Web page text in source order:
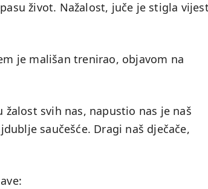
život. Nažalost, juče je stigla
je mališan trenirao, objavom na
svih nas, napustio nas je naš
saučešće. Dragi naš dječače,